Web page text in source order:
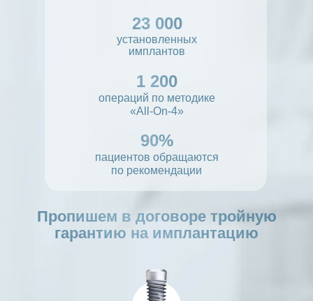
23 000
установленных
имплантов
1 200
операций по методике
«All-On-4»
Пропишем в договоре тройную
гарантию на имплантацию
90%
пациентов обращаются
по рекомендации